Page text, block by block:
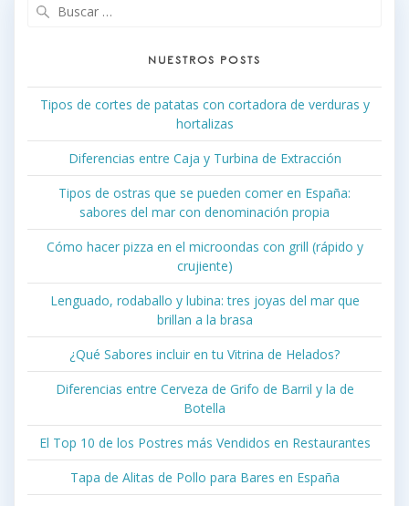
NUESTROS POSTS
Tipos de cortes de patatas con cortadora de verduras y
hortalizas
Diferencias entre Caja y Turbina de Extracción
Tipos de ostras que se pueden comer en España:
sabores del mar con denominación propia
Cómo hacer pizza en el microondas con grill (rápido y
crujiente)
Lenguado, rodaballo y lubina: tres joyas del mar que
brillan a la brasa
¿Qué Sabores incluir en tu Vitrina de Helados?
Diferencias entre Cerveza de Grifo de Barril y la de
Botella
El Top 10 de los Postres más Vendidos en Restaurantes
Tapa de Alitas de Pollo para Bares en España